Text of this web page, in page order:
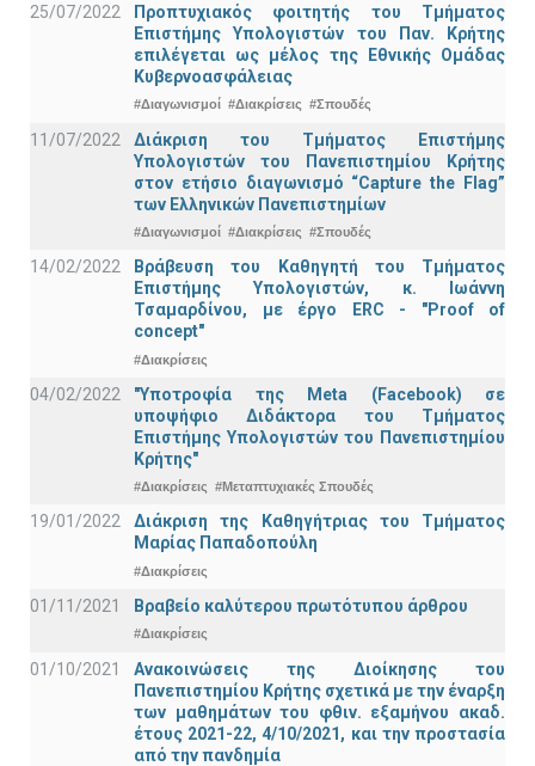
25/07/2022
Προπτυχιακός φοιτητής του Τμήματος
Επιστήμης Υπολογιστών του Παν. Κρήτης
επιλέγεται ως μέλος της Εθνικής Ομάδας
Κυβερνοασφάλειας
#Διαγωνισμοί #Διακρίσεις #Σπουδές
11/07/2022
Διάκριση του Τμήματος Επιστήμης
Υπολογιστών του Πανεπιστημίου Κρήτης
στον ετήσιο διαγωνισμό “Capture the Flag”
των Ελληνικών Πανεπιστημίων
#Διαγωνισμοί #Διακρίσεις #Σπουδές
14/02/2022
Βράβευση του Καθηγητή του Τμήματος
Επιστήμης Υπολογιστών, κ. Ιωάννη
Τσαμαρδίνου, με έργο ERC - "Proof of
concept"
#Διακρίσεις
04/02/2022
"Υποτροφία της Meta (Facebook) σε
υποψήφιο Διδάκτορα του Τμήματος
Επιστήμης Υπολογιστών του Πανεπιστημίου
Κρήτης"
#Διακρίσεις #Μεταπτυχιακές Σπουδές
19/01/2022
Διάκριση της Καθηγήτριας του Τμήματος
Μαρίας Παπαδοπούλη
#Διακρίσεις
01/11/2021 Bραβείο καλύτερου πρωτότυπου άρθρου
#Διακρίσεις
01/10/2021
Ανακοινώσεις της Διοίκησης του
Πανεπιστημίου Κρήτης σχετικά με την έναρξη
των μαθημάτων του φθιν. εξαμήνου ακαδ.
έτους 2021-22, 4/10/2021, και την προστασία
από την πανδημία